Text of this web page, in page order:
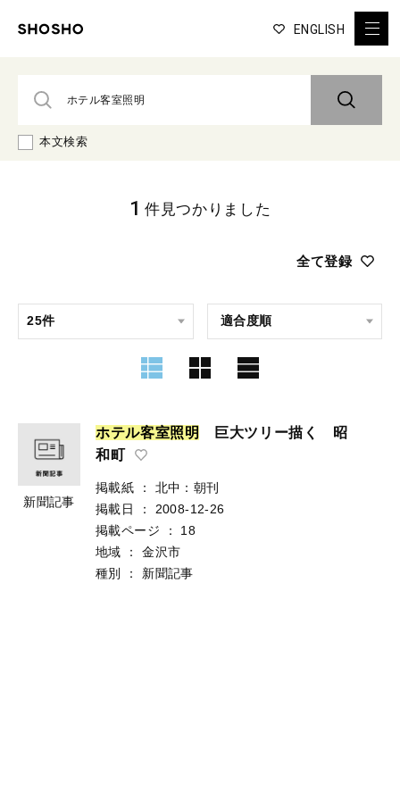
ENGLISH
本文検索
全て登録
1 件見つかりました
新聞記事
ホテル客室照明
巨大ツリー描く 昭
和町
掲載紙 ：
北中：朝刊
掲載日
：
2008-12-26
掲載ページ
：
18
地域
：
金沢市
種別
： 新聞記事